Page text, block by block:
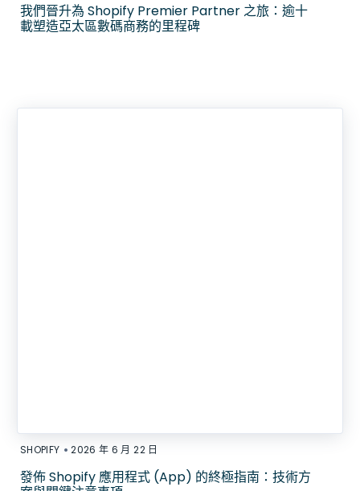
我們晉升為 Shopify Premier Partner 之旅：逾十
載塑造亞太區數碼商務的里程碑
SHOPIFY • 2026 年 6 月 22 日
發佈 Shopify 應用程式 (App) 的終極指南：技術方